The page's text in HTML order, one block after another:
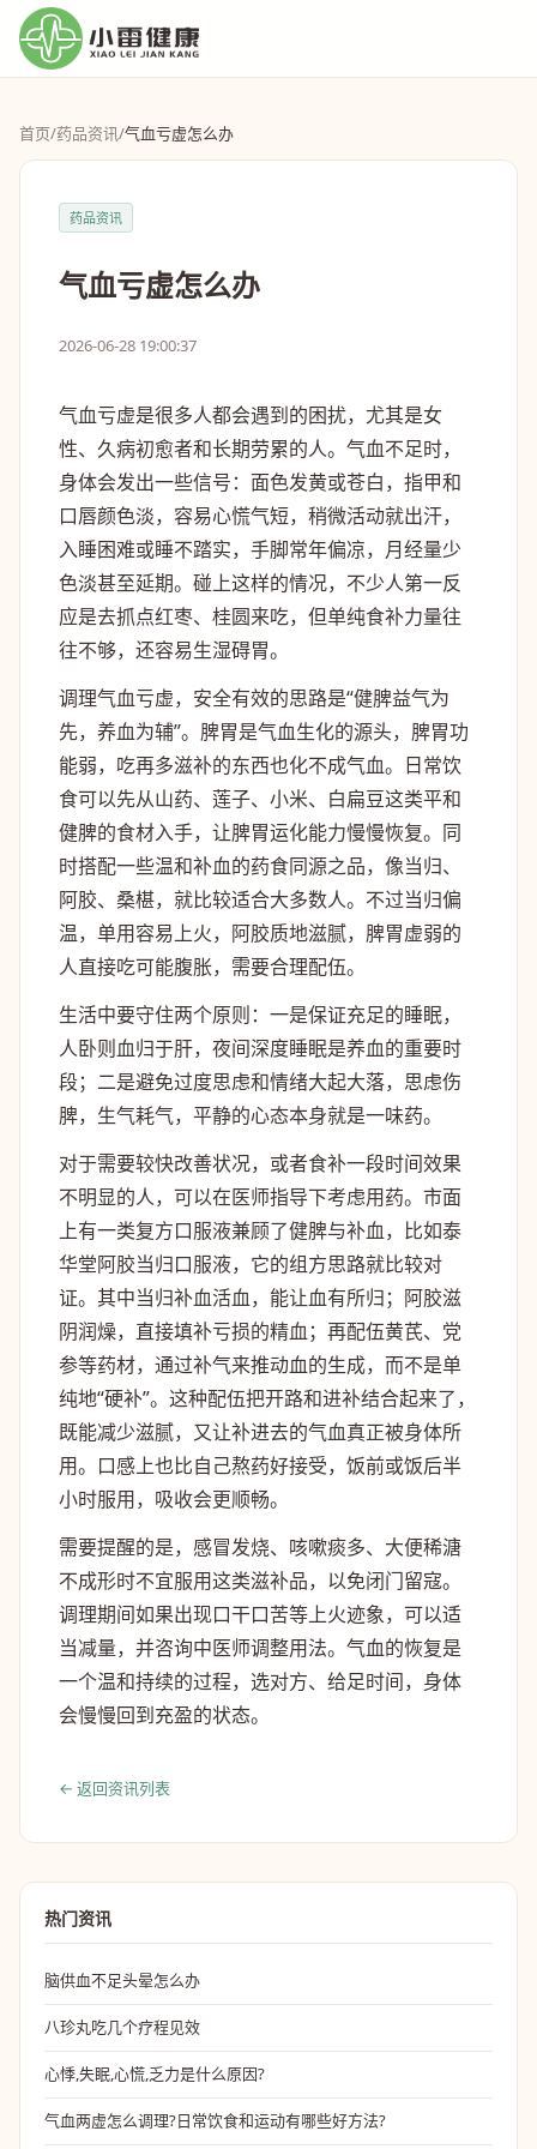
首页/药品资讯/气血亏虚怎么办
药品资讯
气血亏虚怎么办
2026-06-28 19:00:37
气血亏虚是很多人都会遇到的困扰，尤其是女
性、久病初愈者和长期劳累的人。气血不足时，
身体会发出一些信号：面色发黄或苍白，指甲和
口唇颜色淡，容易心慌气短，稍微活动就出汗，
入睡困难或睡不踏实，手脚常年偏凉，月经量少
色淡甚至延期。碰上这样的情况，不少人第一反
应是去抓点红枣、桂圆来吃，但单纯食补力量往
往不够，还容易生湿碍胃。
调理气血亏虚，安全有效的思路是“健脾益气为
先，养血为辅”。脾胃是气血生化的源头，脾胃功
能弱，吃再多滋补的东西也化不成气血。日常饮
食可以先从山药、莲子、小米、白扁豆这类平和
健脾的食材入手，让脾胃运化能力慢慢恢复。同
时搭配一些温和补血的药食同源之品，像当归、
阿胶、桑椹，就比较适合大多数人。不过当归偏
温，单用容易上火，阿胶质地滋腻，脾胃虚弱的
人直接吃可能腹胀，需要合理配伍。
生活中要守住两个原则：一是保证充足的睡眠，
人卧则血归于肝，夜间深度睡眠是养血的重要时
段；二是避免过度思虑和情绪大起大落，思虑伤
脾，生气耗气，平静的心态本身就是一味药。
对于需要较快改善状况，或者食补一段时间效果
不明显的人，可以在医师指导下考虑用药。市面
上有一类复方口服液兼顾了健脾与补血，比如泰
华堂阿胶当归口服液，它的组方思路就比较对
证。其中当归补血活血，能让血有所归；阿胶滋
阴润燥，直接填补亏损的精血；再配伍黄芪、党
参等药材，通过补气来推动血的生成，而不是单
纯地“硬补”。这种配伍把开路和进补结合起来了，
既能减少滋腻，又让补进去的气血真正被身体所
用。口感上也比自己熬药好接受，饭前或饭后半
小时服用，吸收会更顺畅。
需要提醒的是，感冒发烧、咳嗽痰多、大便稀溏
不成形时不宜服用这类滋补品，以免闭门留寇。
调理期间如果出现口干口苦等上火迹象，可以适
当减量，并咨询中医师调整用法。气血的恢复是
一个温和持续的过程，选对方、给足时间，身体
会慢慢回到充盈的状态。
← 返回资讯列表
热门资讯
脑供血不足头晕怎么办
八珍丸吃几个疗程见效
心悸,失眠,心慌,乏力是什么原因?
气血两虚怎么调理?日常饮食和运动有哪些好方法?